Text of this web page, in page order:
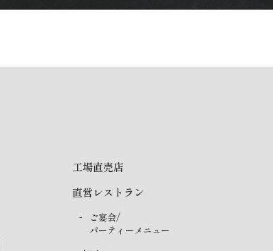
工場直売店
直営レストラン
ご宴会/
パーティーメニュー